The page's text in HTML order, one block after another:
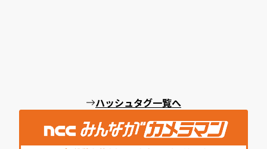
ハッシュタグ一覧へ